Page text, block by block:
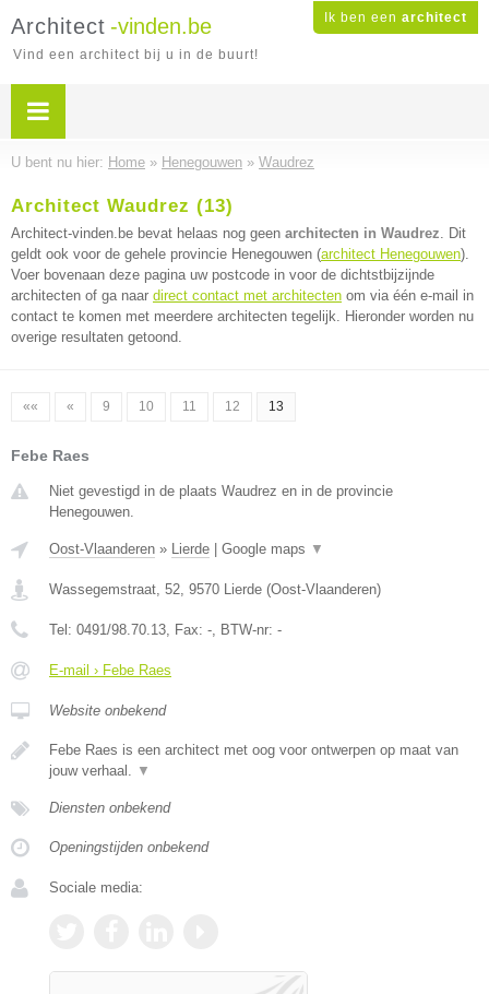
Ik ben een architect
Architect -vinden.be
Vind een architect bij u in de buurt!
U bent nu hier: Home » Henegouwen » Waudrez
Architect Waudrez (13)
Architect-vinden.be bevat helaas nog geen architecten in Waudrez. Dit
geldt ook voor de gehele provincie Henegouwen (architect Henegouwen).
Voer bovenaan deze pagina uw postcode in voor de dichtstbijzijnde
architecten of ga naar direct contact met architecten om via één e-mail in
contact te komen met meerdere architecten tegelijk. Hieronder worden nu
overige resultaten getoond.
«« « 9 10 11 12 13
Febe Raes
Niet gevestigd in de plaats Waudrez en in de provincie
Henegouwen.
Oost-Vlaanderen » Lierde Google maps ▼
Wassegemstraat, 52, 9570 Lierde (Oost-Vlaanderen)
Tel: 0491/98.70.13, Fax: -, BTW-nr: -
E-mail › Febe Raes
Website onbekend
Febe Raes is een architect met oog voor ontwerpen op maat van
jouw verhaal. ▼
Diensten onbekend
Openingstijden onbekend
Sociale media: